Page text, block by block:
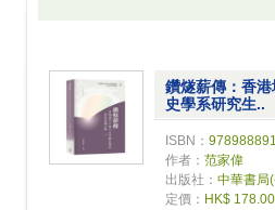
鑽燧薪傳：香
史學系研究生..
ISBN：
作者： 范家偉
出版社： 中華書局
定價： HK$ 178.00